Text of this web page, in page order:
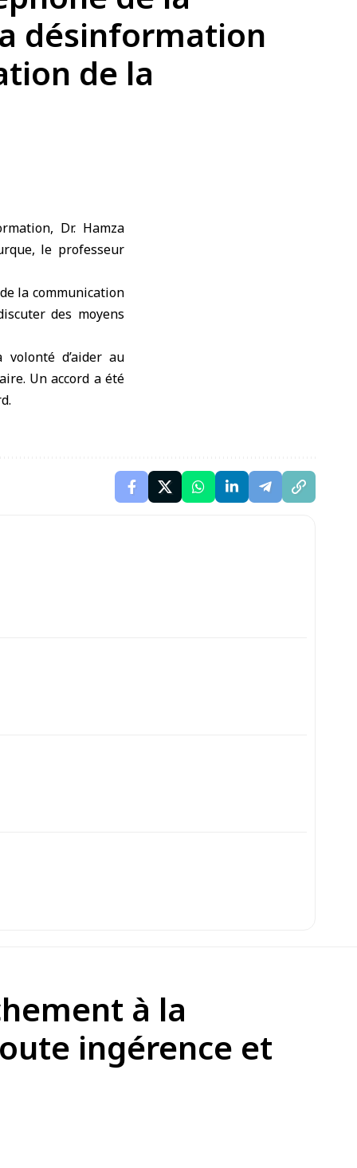
désinformation
de la
Dr. Hamza
le professeur
la communication
des moyens
d’aider au
Un accord a été
à la
ingérence et